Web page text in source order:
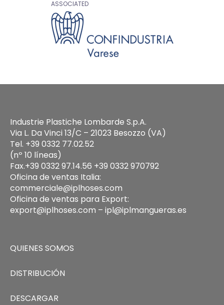
ASSOCIATED
Industrie Plastiche Lombarde S.p.A.
Via L. Da Vinci 13/C – 21023 Besozzo (VA)
Tel. +39 0332 77.02.52
(nº 10 líneas)
Fax.+39 0332 97.14.56 +39 0332 970792
Oficina de ventas Italia:
commerciale@iplhoses.com
Oficina de ventas para Export:
export@iplhoses.com – ipl@iplmangueras.es
QUIENES SOMOS
DISTRIBUCIÓN
DESCARGAR